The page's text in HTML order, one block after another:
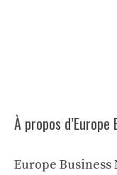
À propos d’Europe
Europe